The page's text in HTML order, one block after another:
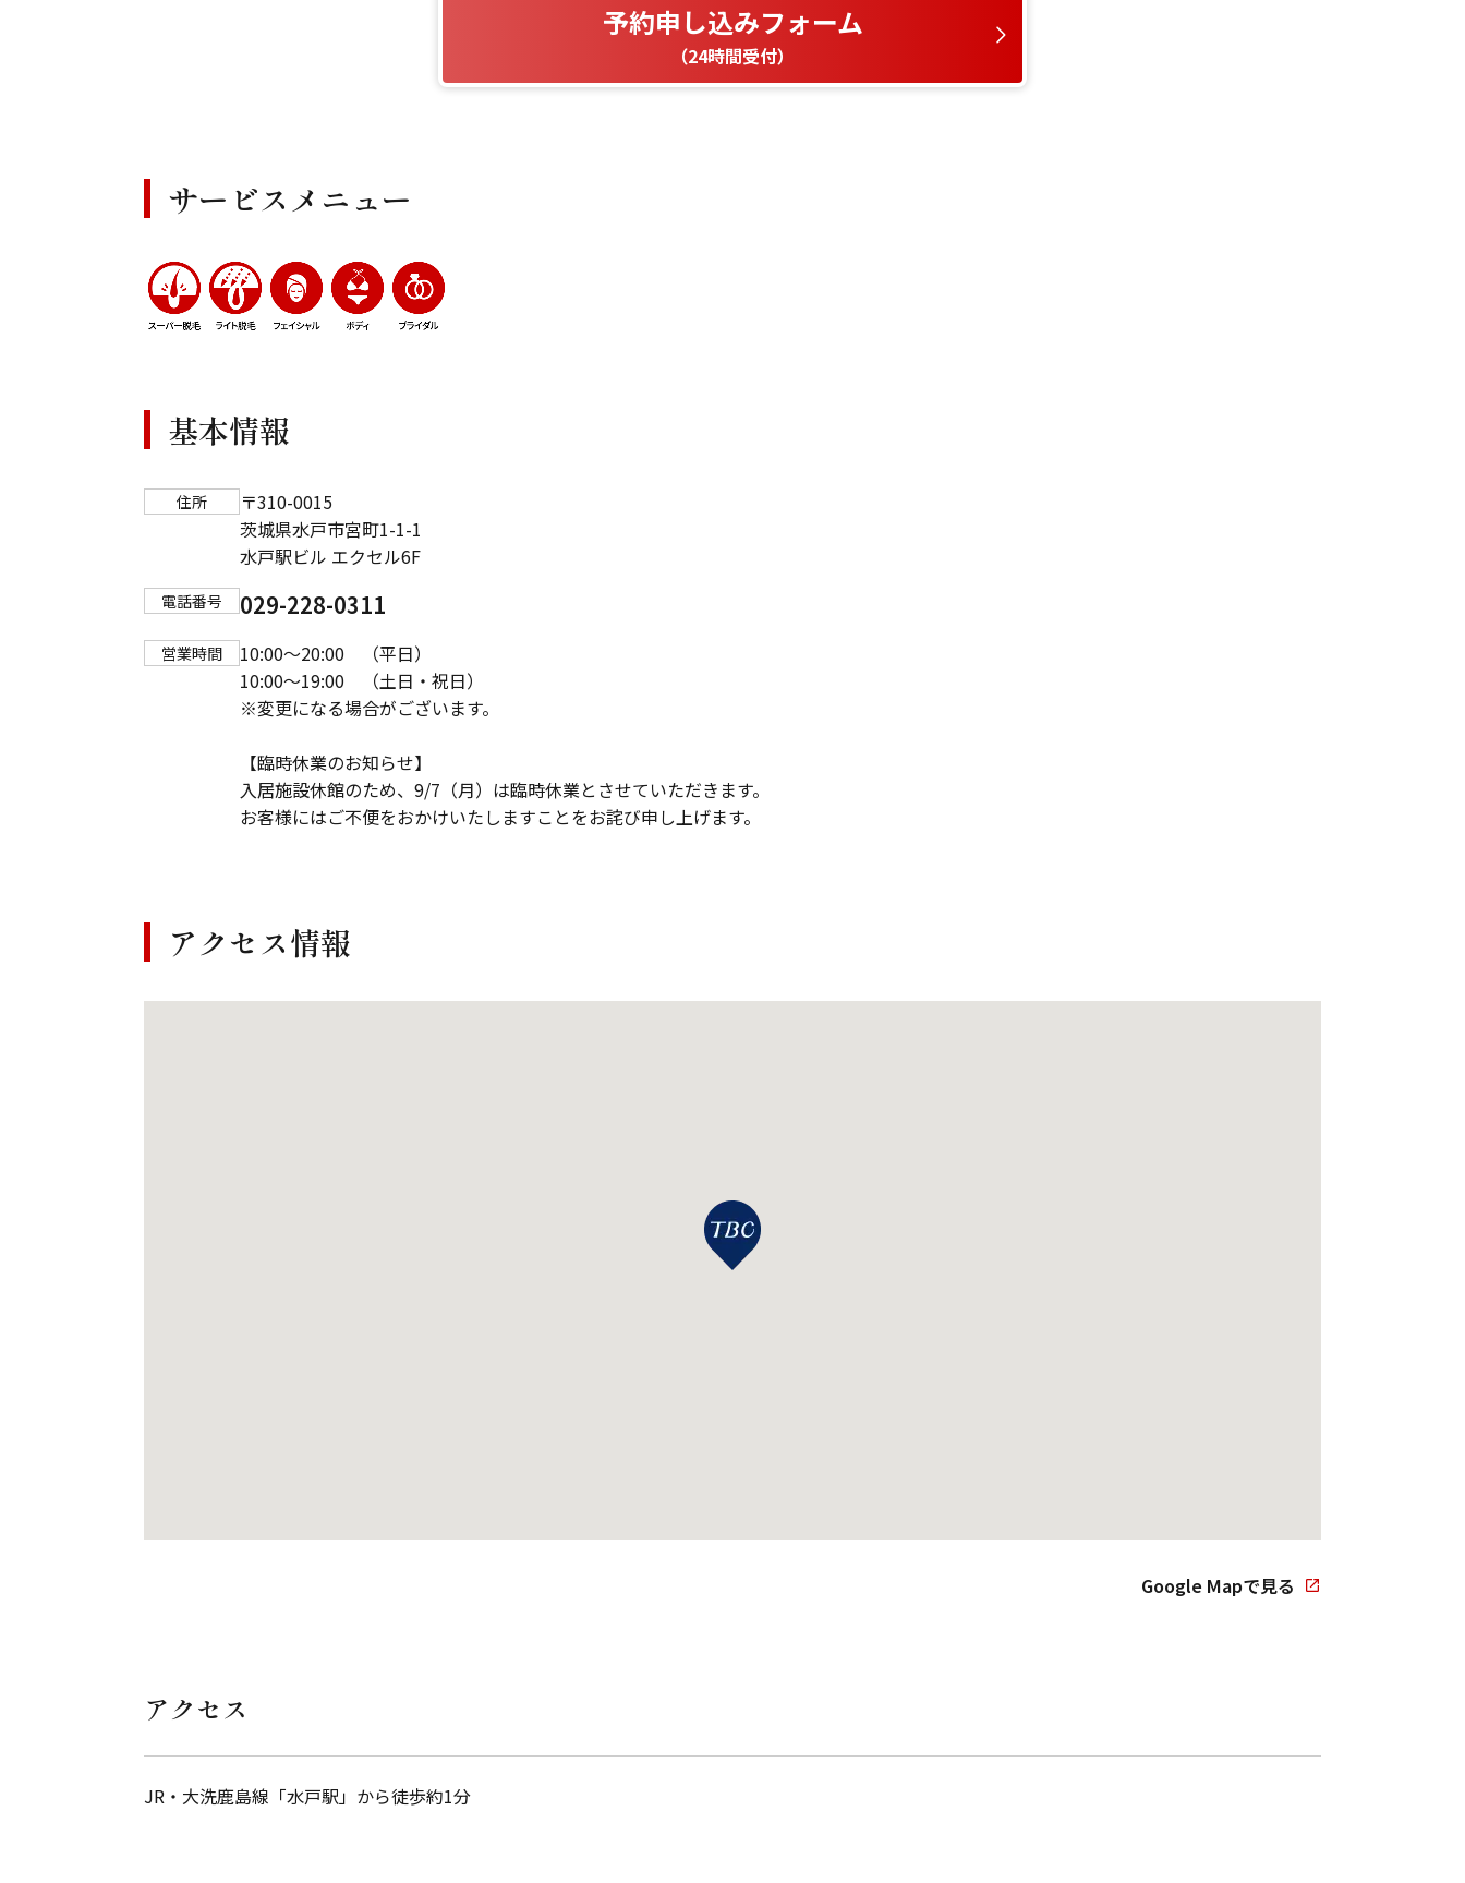
予約申し込みフォーム
（24時間受付）
サービスメニュー
基本情報
住所
〒310-0015
茨城県水戸市宮町1-1-1
水戸駅ビル エクセル6F
電話番号 029-228-0311
営業時間
10:00～20:00 （平日）
10:00～19:00 （土日・祝日）
※変更になる場合がございます。
【臨時休業のお知らせ】
入居施設休館のため、9/7（月）は臨時休業とさせていただきます。
お客様にはご不便をおかけいたしますことをお詫び申し上げます。
アクセス情報
Google Mapで見る
アクセス
JR・大洗鹿島線「水戸駅」から徒歩約1分